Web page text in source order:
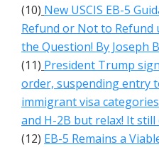
(10) New USCIS EB-5
Refund or Not to Refund
the Question! By Joseph
(11) President Trump
order, suspending entry
immigrant visa
and H-2B but relax! It still
(12) EB-5 Remains a